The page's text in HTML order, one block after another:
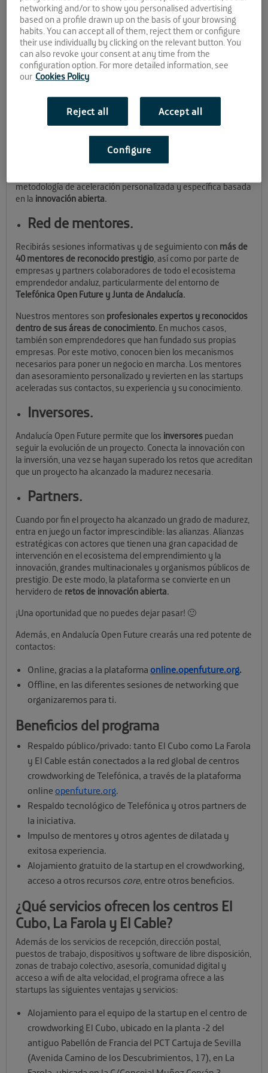
Open Future, ¡emprende a
la máxima potencia!
En Andalucía Open Future ofrecemos alojamiento gratuito
para nuevas startups en nuestros tres centros de
¡Conoce nuestra metodología de
Tendrás un plan de trabajo personalizado e individualizado
metodología de aceleración personalizada y específica basada
en la innovación abierta.
Red de mentores.
Recibirás sesiones informativas y de seguimiento con más de
40 mentores de reconocido prestigio, así como por parte de
empresas y partners colaboradores de todo el ecosistema
emprendedor andaluz, particularmente del entorno de
Telefónica Open Future y Junta de Andalucía.
Nuestros mentores son profesionales expertos y reconocidos
dentro de sus áreas de conocimiento. En muchos casos,
también son emprendedores que han fundado sus propias
empresas. Por este motivo, conocen bien los mecanismos
necesarios para poner un negocio en marcha. Los mentores
dan asesoramiento personalizado y revierten en las startups
aceleradas sus contactos, su experiencia y su conocimiento.
Inversores.
Andalucía Open Future permite que los inversores puedan
seguir la evolución de un proyecto. Conecta la innovación con
la inversión, una vez se hayan superado los retos que acreditan
que un proyecto ha alcanzado la madurez necesaria.
Partners.
Cuando por fin el proyecto ha alcanzado un grado de madurez,
entra en juego un factor imprescindible: las alianzas. Alianzas
estratégicas con actores que tienen una gran capacidad de
intervención en el ecosistema del emprendimiento y la
innovación, grandes multinacionales y organismos públicos de
prestigio. De este modo, la plataforma se convierte en un
hervidero de retos de innovación abierta.
¡Una oportunidad que no puedes dejar pasar! 🙂
Además, en Andalucía Open Future crearás una red potente de
contactos:
Online, gracias a la plataforma online.openfuture.org.
Offline, en las diferentes sesiones de networking que
organizaremos para ti.
Beneficios del programa
Respaldo público/privado: tanto El Cubo como La Farola
y El Cable están conectados a la red global de centros
crowdworking de Telefónica, a través de la plataforma
onlineopenfuture.org.
Respaldo tecnológico de Telefónica y otros partners de
la iniciativa.
Impulso de mentores y otros agentes de dilatada y
exitosa experiencia.
Alojamiento gratuito de la startup en el crowdworking,
acceso a otros recursos core, entre otros beneficios.
¿Qué servicios ofrecen los centros El
Cubo, La Farola y El Cable?
Además de los servicios de recepción, dirección postal,
puestos de trabajo, dispositivos y software de libre disposición,
zonas de trabajo colectivo, asesoría, comunidad digital y
acceso a wifi de alta velocidad, el programa ofrece a las
startups las siguientes ventajas y servicios:
Alojamiento para el equipo de la startup en el centro de
crowdworking El Cubo, ubicado en la planta -2 del
antiguo Pabellón de Francia del PCT Cartuja de Sevilla
(Avenida Camino de los Descubrimientos, 17), en La
networking and/or to show you personalised advertising
based on a profile drawn up on the basis of your browsing
habits. You can accept all of them, reject them or configure
their use individually by clicking on the relevant button. You
can also revoke your consent at any time from the
configuration option. For more detailed information, see
our Cookies Policy
Reject all Accept all
Configure